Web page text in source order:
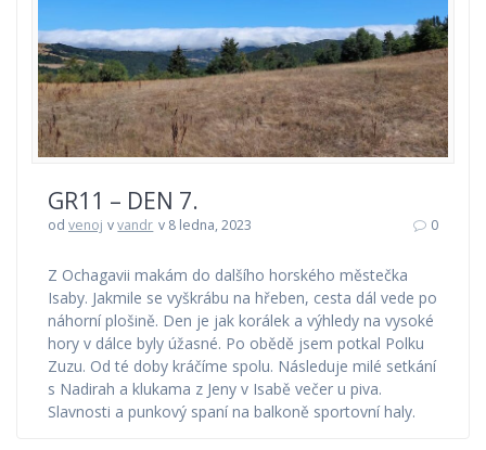
GR11 – DEN 7.
od venoj vvandr v 8 ledna, 2023 0
Z Ochagavii makám do dalšího horského městečka
Isaby. Jakmile se vyškrábu na hřeben, cesta dál vede po
náhorní plošině. Den je jak korálek a výhledy na vysoké
hory v dálce byly úžasné. Po obědě jsem potkal Polku
Zuzu. Od té doby kráčíme spolu. Následuje milé setkání
s Nadirah a klukama z Jeny v Isabě večer u piva.
Slavnosti a punkový spaní na balkoně sportovní haly.